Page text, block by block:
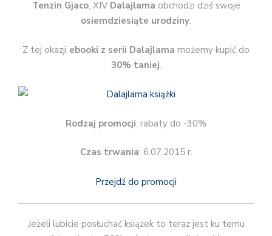
Tenzin Gjaco, XIV Dalajlama obchodzi dziś swoje
osiemdziesiąte urodziny.
Z tej okazji ebooki z serii Dalajlama możemy kupić do
30% taniej.
Rodzaj promocji: rabaty do -30%
Czas trwania: 6.07.2015 r.
Przejdź do promocji
Jeżeli lubicie posłuchać książek to teraz jest ku temu